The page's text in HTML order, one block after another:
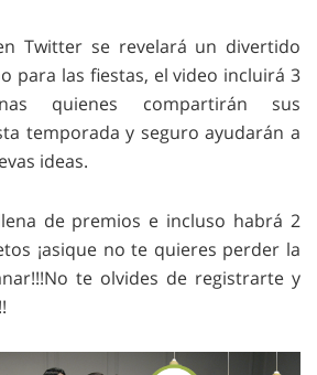
Twitter se revelará un divertido
para las fiestas, el video incluirá 3
quienes compartirán sus
temporada y seguro ayudarán a
ideas.
de premios e incluso habrá 2
¡asique no te quieres perder la
te olvides de registrarte y